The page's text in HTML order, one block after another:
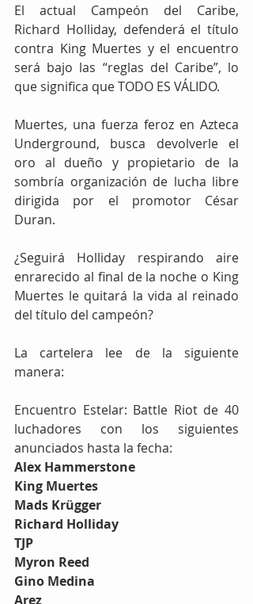
El actual Campeón del Caribe,
Richard Holliday, defenderá el título
contra King Muertes y el encuentro
será bajo las “reglas del Caribe”, lo
que significa que TODO ES VÁLIDO.
Muertes, una fuerza feroz en Azteca
Underground, busca devolverle el
oro al dueño y propietario de la
sombría organización de lucha libre
dirigida por el promotor César
Duran.
¿Seguirá Holliday respirando aire
enrarecido al final de la noche o King
Muertes le quitará la vida al reinado
del título del campeón?
La cartelera lee de la siguiente
manera:
Encuentro Estelar: Battle Riot de 40
luchadores con los siguientes
anunciados hasta la fecha:
Alex Hammerstone
King Muertes
Mads Krügger
Richard Holliday
TJP
Myron Reed
Gino Medina
Arez